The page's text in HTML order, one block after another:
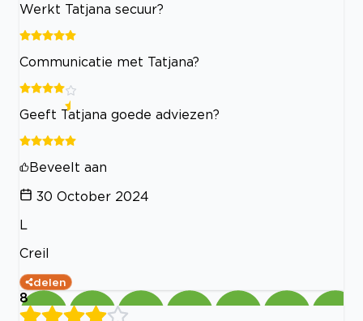
Werkt Tatjana secuur?
Communicatie met Tatjana?
Geeft Tatjana goede adviezen?
Beveelt aan
30 October 2024
L
Creil
delen
8